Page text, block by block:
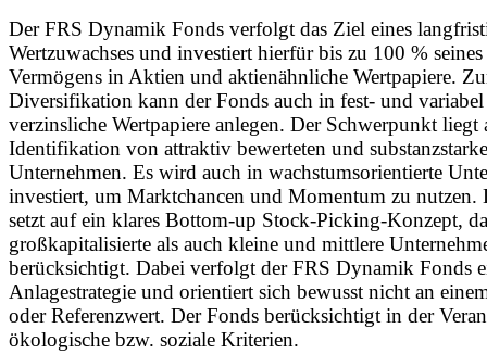
Der FRS Dynamik Fonds verfolgt das Ziel eines
Wertzuwachses und investiert hierfür bis zu 100 % seines
Vermögens in Aktien und aktienähnliche Wertpapiere.
Diversifikation kann der Fonds auch in fest- und variabel
verzinsliche Wertpapiere anlegen. Der Schwerpunkt liegt
Identifikation von attraktiv bewerteten und
Unternehmen. Es wird auch in wachstumsorientierte
investiert, um Marktchancen und Momentum zu nutzen.
setzt auf ein klares Bottom-up Stock-Picking-Konzept,
großkapitalisierte als auch kleine und mittlere
berücksichtigt. Dabei verfolgt der FRS Dynamik Fonds
Anlagestrategie und orientiert sich bewusst nicht an
oder Referenzwert. Der Fonds berücksichtigt in der
ökologische bzw. soziale Kriterien.